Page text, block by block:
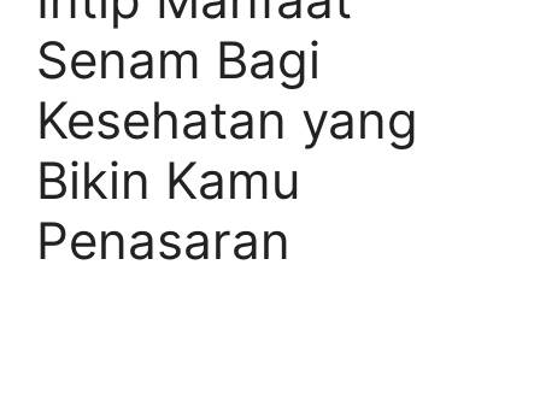
Senam Bagi
Kesehatan yang
Bikin Kamu
Penasaran